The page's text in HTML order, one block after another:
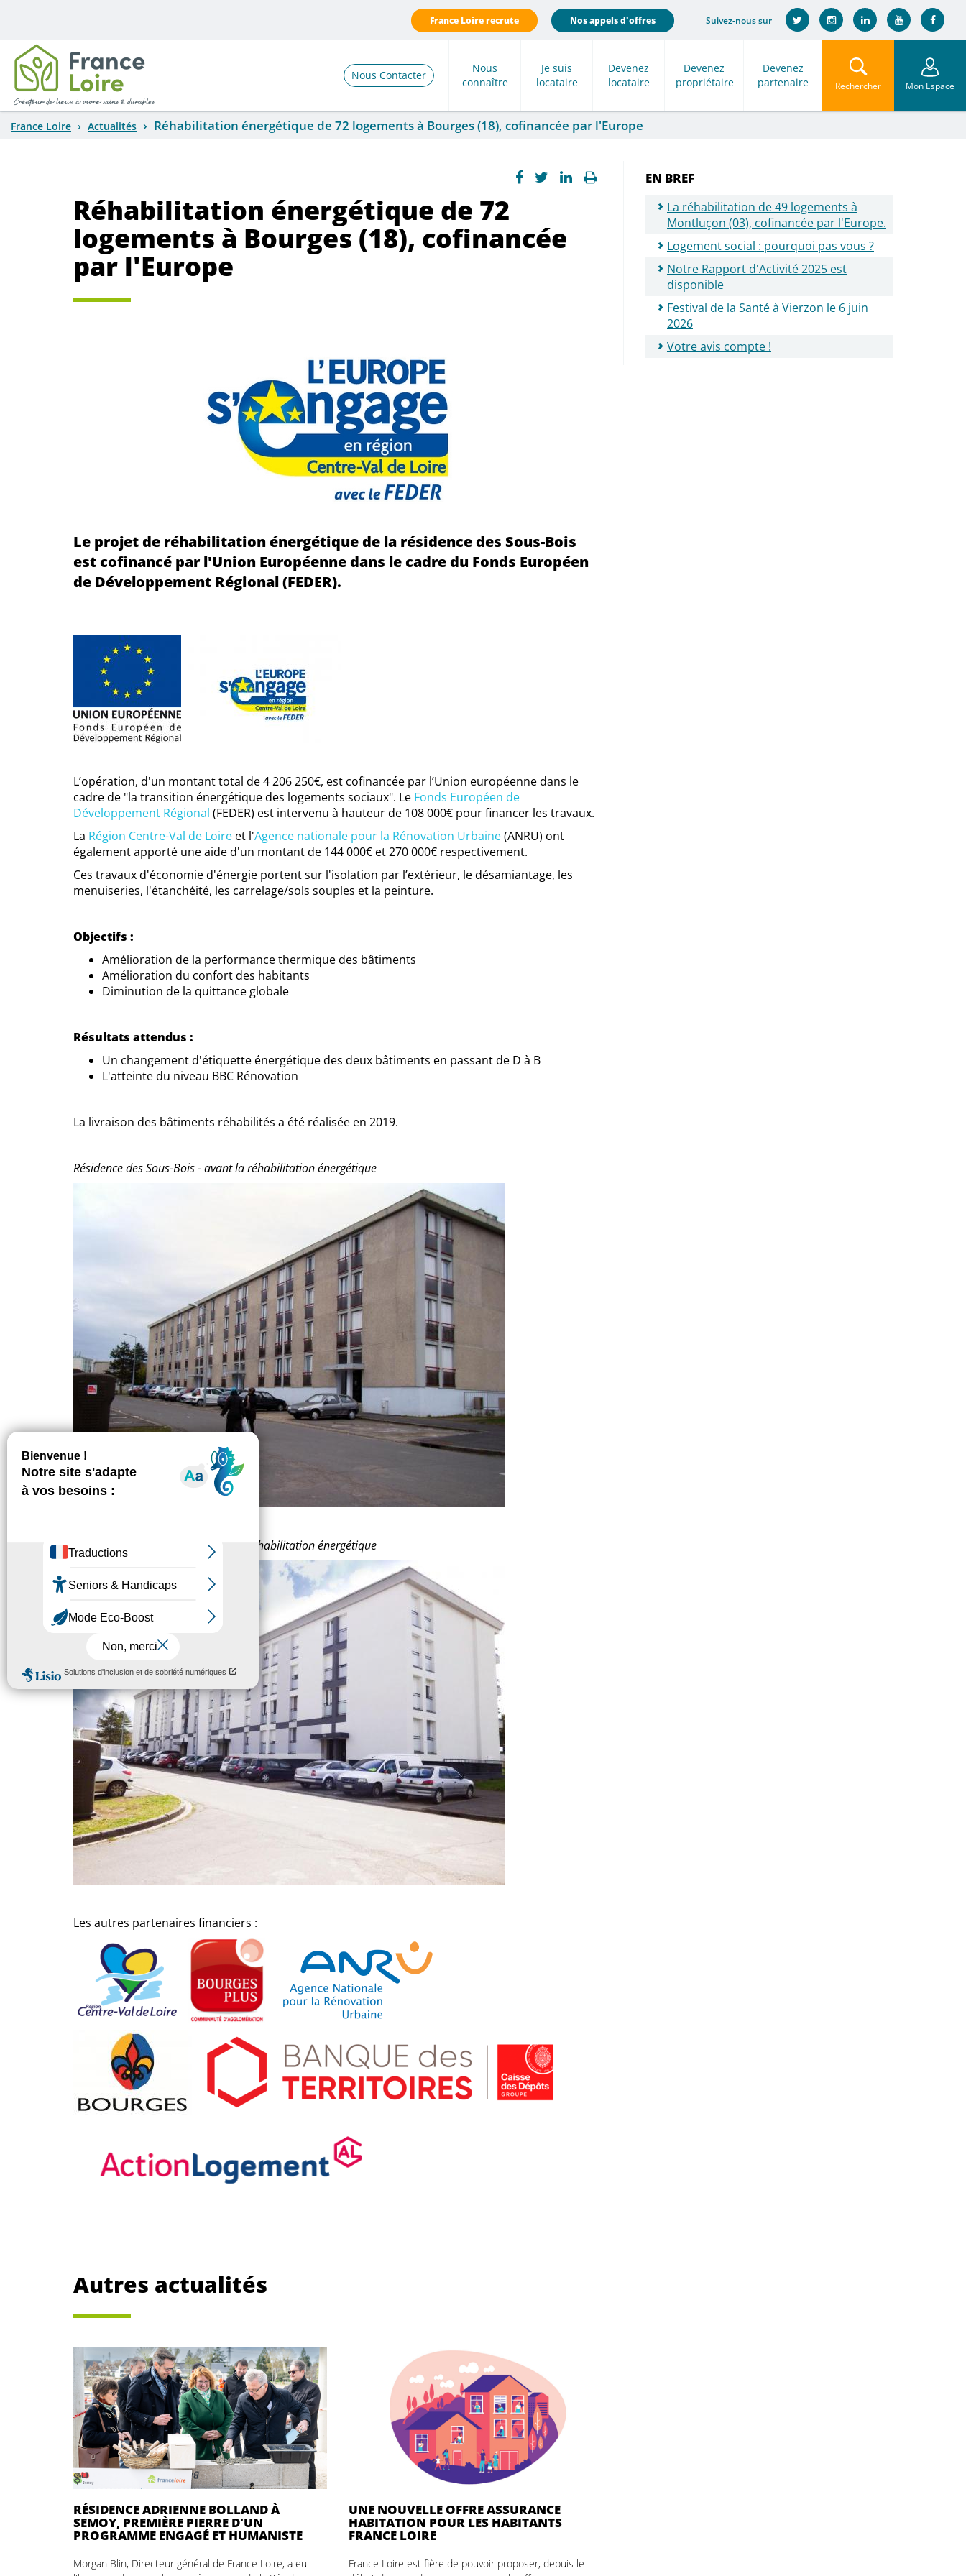
France Loire recrute Nos appels d'offres Suivez-nous sur
Mon Espace
Rechercher
Nous Contacter
Nous
connaître
Je suis
locataire
Devenez
locataire
Devenez
propriétaire
Devenez
partenaire
France Loire Actualités Réhabilitation énergétique de 72 logements à Bourges (18), cofinancée par l'Europe
Réhabilitation énergétique de 72
logements à Bourges (18), cofinancée
par l'Europe
Le projet de réhabilitation énergétique de la résidence des Sous-Bois
est cofinancé par l'Union Européenne dans le cadre du Fonds Européen
de Développement Régional (FEDER).
L’opération, d'un montant total de 4 206 250€, est cofinancée par l’Union européenne dans le
cadre de "la transition énergétique des logements sociaux". Le Fonds Européen de
Développement Régional (FEDER) est intervenu à hauteur de 108 000€ pour financer les travaux.
La Région Centre-Val de Loire et l'Agence nationale pour la Rénovation Urbaine(ANRU) ont
également apporté une aide d'un montant de 144 000€ et 270 000€ respectivement.
Ces travaux d'économie d'énergie portent sur l'isolation par l’extérieur, le désamiantage, les
menuiseries, l'étanchéité, les carrelage/sols souples et la peinture.
Objectifs :
Amélioration de la performance thermique des bâtiments
Amélioration du confort des habitants
Diminution de la quittance globale
Résultats attendus :
Un changement d'étiquette énergétique des deux bâtiments en passant de D à B
L'atteinte du niveau BBC Rénovation
La livraison des bâtiments réhabilités a été réalisée en 2019.
Résidence des Sous-Bois - avant la réhabilitation énergétique
Résidence des Sous-Bois - après la réhabilitation énergétique
Les autres partenaires financiers :
Autres actualités
RÉSIDENCE ADRIENNE BOLLAND À
SEMOY, PREMIÈRE PIERRE D'UN
PROGRAMME ENGAGÉ ET HUMANISTE
Morgan Blin, Directeur général de France Loire, a eu
UNE NOUVELLE OFFRE ASSURANCE
HABITATION POUR LES HABITANTS
FRANCE LOIRE
France Loire est fière de pouvoir proposer, depuis le
EN BREF
La réhabilitation de 49 logements à
Montluçon (03), cofinancée par l'Europe.
Logement social : pourquoi pas vous ?
Notre Rapport d'Activité 2025 est
disponible
Festival de la Santé à Vierzon le 6 juin
2026
Votre avis compte !